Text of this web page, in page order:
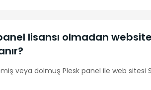
lisansı olmadan
veya dolmuş Plesk panel ile web sitesi